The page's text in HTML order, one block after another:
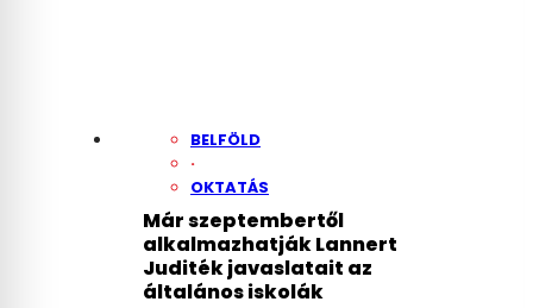
BELFÖLD
·
OKTATÁS
Már szeptembertől
alkalmazhatják Lannert
Juditék javaslatait az
általános iskolák